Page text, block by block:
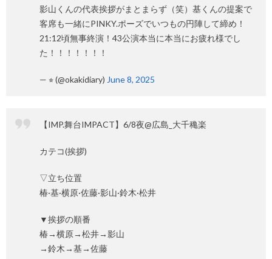
影山くんの代表挨拶がまとまらず（笑）基くんの提案で
客席も一緒にPINKY.ポーズでいつもの円陣して締め！
21:12頃無事終演！43公演本当に本当にお疲れ様でし
た！！！！！！！
— ⭐︎ (@okakidiary) June 8, 2025
【IMP.舞台IMPACT】6/8夜@広島_大千穐楽
カテコ(挨拶)
▽立ち位置
椿·基·横原·佐藤·影山·鈴木·松井
▼挨拶の順番
椿→横原→松井→影山
→鈴木→基→佐藤